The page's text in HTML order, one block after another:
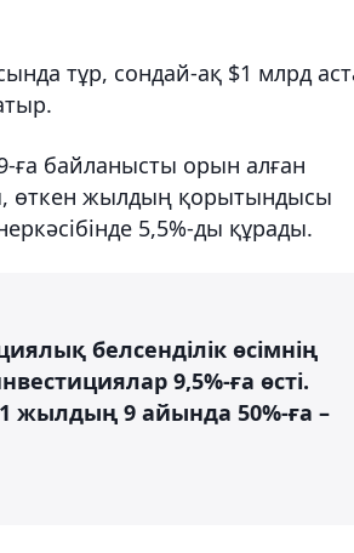
тұр, сондай-ақ $1 млрд
ға байланысты орын алған
өткен жылдың қорытындысы
5,5%-ды құрады.
белсенділік өсімнің
9,5%-ға өсті.
жылдың 9 айында 50%-ға –